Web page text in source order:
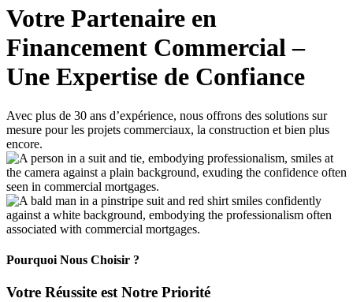
Votre Partenaire en
Financement Commercial –
Une Expertise de Confiance
Avec plus de 30 ans d’expérience, nous offrons des solutions sur
mesure pour les projets commerciaux, la construction et bien plus
encore.
Pourquoi Nous Choisir ?
Votre Réussite est Notre Priorité